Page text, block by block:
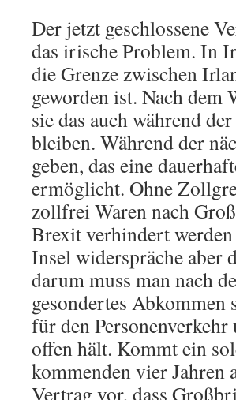
Der jetzt geschlossene
das irische Problem. In
die Grenze zwischen
geworden ist. Nach
sie das auch während
bleiben. Während der
geben, das eine
ermöglicht. Ohne
zollfrei Waren nach
Brexit verhindert
Insel widerspräche aber
darum muss man nach
gesondertes Abkommen
für den
offen hält. Kommt ein
kommenden vier Jahren
Vertrag vor, dass